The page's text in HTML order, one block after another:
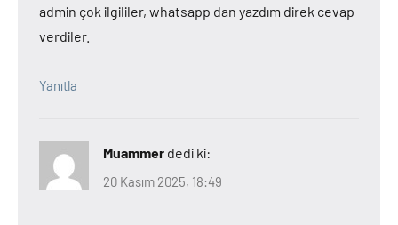
admin çok ilgililer, whatsapp dan yazdım direk cevap
verdiler.
Yanıtla
Muammer dedi ki:
20 Kasım 2025, 18:49